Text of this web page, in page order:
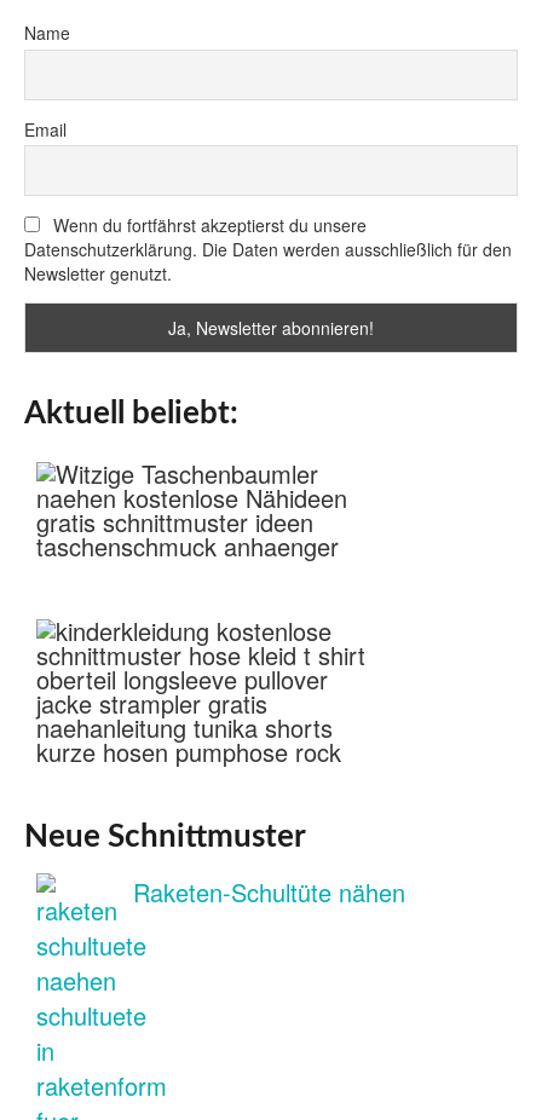
Name
Email
Wenn du fortfährst akzeptierst du unsere
Datenschutzerklärung. Die Daten werden ausschließlich für den
Newsletter genutzt.
Aktuell beliebt:
Neue Schnittmuster
Raketen-Schultüte nähen